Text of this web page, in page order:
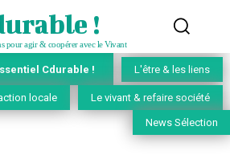
!
pour agir & coopérer avec le Vivant
Cdurable ! L'être & les liens
locale Le vivant & refaire société
News Sélection